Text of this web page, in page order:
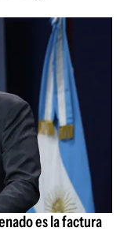
es la factura